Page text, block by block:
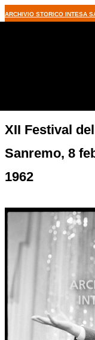
ARCHIVIO STORICO INTESA
XII Festival
Sanremo, 8
1962